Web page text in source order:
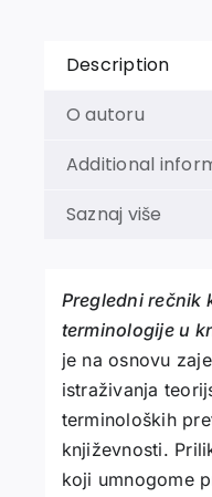
Description
O autoru
Additional
Saznaj više
Pregledni rečnik
terminologije u
je na osnovu
istraživanja
terminoloških
književnosti.
koji umnogome